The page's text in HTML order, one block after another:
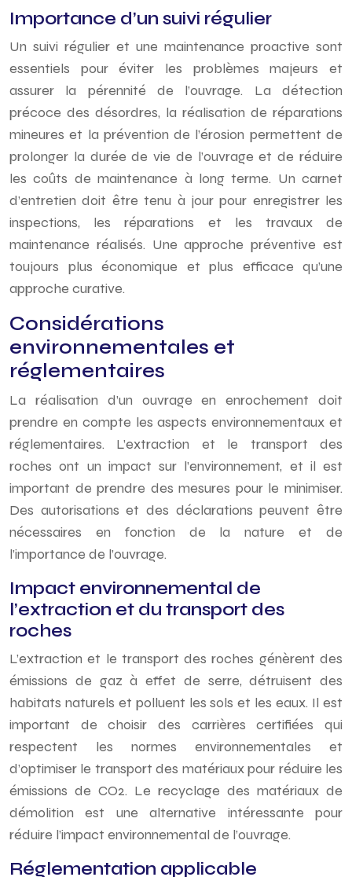
Importance d’un suivi régulier
Un suivi régulier et une maintenance proactive sont
essentiels pour éviter les problèmes majeurs et
assurer la pérennité de l’ouvrage. La détection
précoce des désordres, la réalisation de réparations
mineures et la prévention de l’érosion permettent de
prolonger la durée de vie de l’ouvrage et de réduire
les coûts de maintenance à long terme. Un carnet
d’entretien doit être tenu à jour pour enregistrer les
inspections, les réparations et les travaux de
maintenance réalisés. Une approche préventive est
toujours plus économique et plus efficace qu’une
approche curative.
Considérations
environnementales et
réglementaires
La réalisation d’un ouvrage en enrochement doit
prendre en compte les aspects environnementaux et
réglementaires. L’extraction et le transport des
roches ont un impact sur l’environnement, et il est
important de prendre des mesures pour le minimiser.
Des autorisations et des déclarations peuvent être
nécessaires en fonction de la nature et de
l’importance de l’ouvrage.
Impact environnemental de
l’extraction et du transport des
roches
L’extraction et le transport des roches génèrent des
émissions de gaz à effet de serre, détruisent des
habitats naturels et polluent les sols et les eaux. Il est
important de choisir des carrières certifiées qui
respectent les normes environnementales et
d’optimiser le transport des matériaux pour réduire les
émissions de CO2. Le recyclage des matériaux de
démolition est une alternative intéressante pour
réduire l’impact environnemental de l’ouvrage.
Réglementation applicable